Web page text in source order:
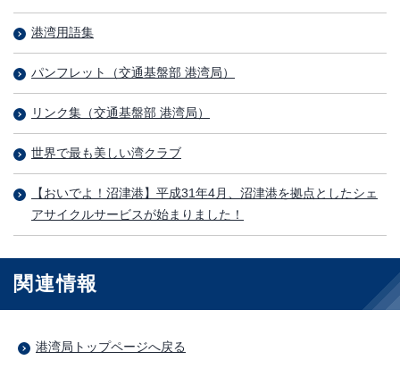
港湾用語集
パンフレット（交通基盤部 港湾局）
リンク集（交通基盤部 港湾局）
世界で最も美しい湾クラブ
【おいでよ！沼津港】平成31年4月、沼津港を拠点としたシェ
アサイクルサービスが始まりました！
関連情報
港湾局トップページへ戻る